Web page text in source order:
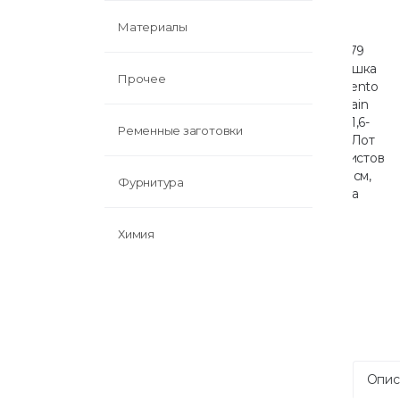
Материалы
Прочее
Ременные заготовки
Фурнитура
Химия